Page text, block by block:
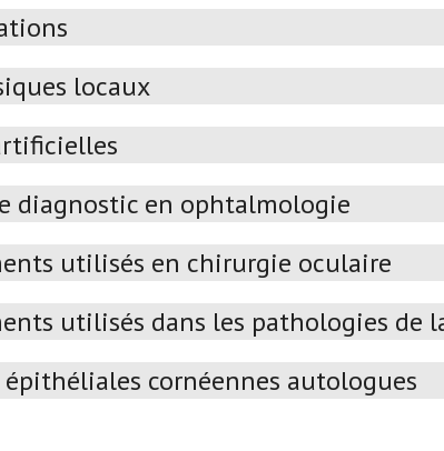
locaux
diagnostic en ophtalmologie
utilisés en chirurgie oculaire
utilisés dans les pathologies de
épithéliales cornéennes autologues